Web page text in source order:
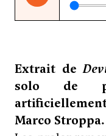
Extrait de
solo de
Marco Stroppa.